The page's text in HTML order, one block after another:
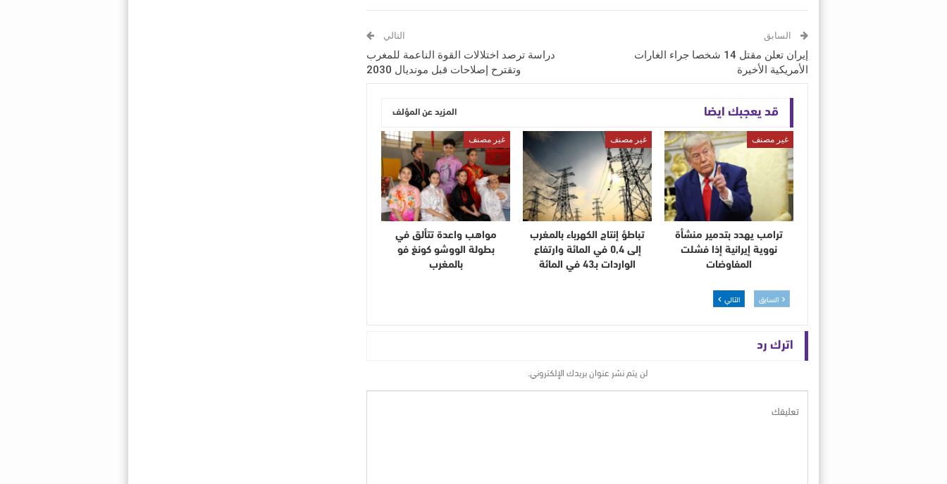
السابق
إيران تعلن مقتل 14 شخصا جراء الغارات
الأمريكية الأخيرة
التالي
دراسة ترصد اختلالات القوة الناعمة للمغرب
وتقترح إصلاحات قبل مونديال 2030
قد يعجبك ايضا المزيد عن المؤلف
غير مصنف
ترامب يهدد بتدمير منشأة
نووية إيرانية إذا فشلت
المفاوضات
غير مصنف
تباطؤ إنتاج الكهرباء بالمغرب
إلى 0,4 في المائة وارتفاع
الواردات بـ43 في المائة
غير مصنف
مواهب واعدة تتألق في
بطولة الووشو كونغ فو
بالمغرب
السابق التالي
اترك رد
لن يتم نشر عنوان بريدك الإلكتروني.